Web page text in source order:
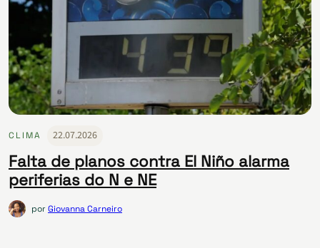
CLIMA 22.07.2026
Falta de planos contra El Niño alarma
periferias do N e NE
porGiovanna Carneiro